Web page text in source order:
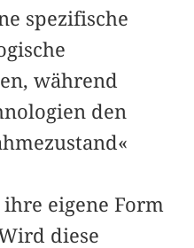
spezifische
während
den
eigene Form
diese